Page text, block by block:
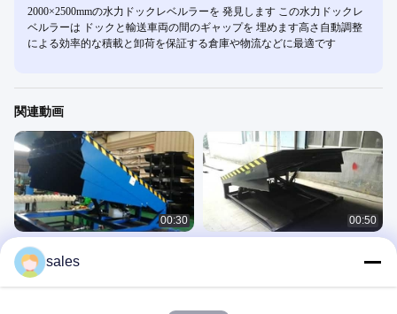
2000×2500mmの水力ドックレベルラーを 発見します この水力ドックレ
ベルラーは ドックと輸送車両の間のギャップを 埋めます高さ自動調整
による効率的な積載と卸荷を保証する倉庫や物流などに最適です
関連動画
00:30
10T 水力ドックレベルは非常に役立
ちます 荷台での作業効率を向上させ
る
Hydraulic Dock Leveler
00:50
イでのフォークリフトによる積み降
sales